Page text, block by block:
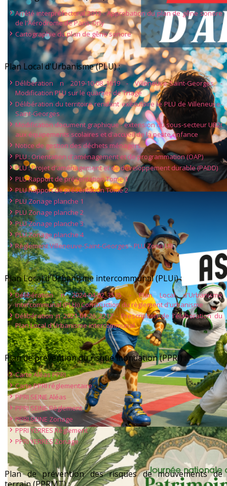
Dimanche 6 septembre 2026
Arrêté interpréfectoral 2013 - Approbation du plan de gêne sonore
de l'Aérodrome de Paris-Orly
Cartographie du plan de gêne sonore
Plan Local d'Urbanisme (PLU) :
Délibération n 2019-10-08_1619 - Villeneuve-Saint-Georges -
Modification PLU sur le quartier de Triage
Délibération du territoire rendant exécutoire le PLU de Villeneuve-
Saint-Georges
Modification document graphique : extension du sous-secteur UB2t
aux équipements scolaires et d'accueil de la petite enfance
Notice de gestion des déchets ménagers
PLU : Orientation d'aménagement et de programmation (OAP)
PLU : Projet d'aménagement et de développement durable (PADD)
PLU Rapport de présentation Tome 1
PLU Rapport de présentation Tome 2
PLU Zonage planche 1
PLU Zonage planche 2
PLU Zonage planche 3
PLU Zonage planche 4
Règlement Villeneuve-Saint-Georges - PLU Zone UB
Plan Local d'Urbanisme intercommunal (PLUi) :
Délibération n 2024-04-02_3535 - Plan Local d'Urbanisme
intercommunal (PLUi) Construction du règlement d'urbanisme
Délibération n 2021-01-26_2217 - Prescription de l'élaboration du
Plan Local d'Urbanisme intercommunal
Plan de prévention du risque inondation (PPRI) :
Carte Aléas PPRI
Carte PPRI réglementaire
PPRI SEINE Aléas
PPRI SEINE Règlement
PPRI SEINE Zonage
PPRI YERRES Règlement
PPRI YERRES Zonage
Plan de prévention des risques de mouvements de